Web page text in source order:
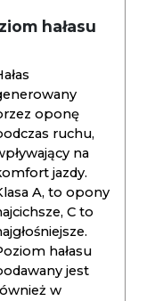
hałasu
oponę
ruchu,
na
jazdy.
A, to opony
C to
hałasu
jest
w